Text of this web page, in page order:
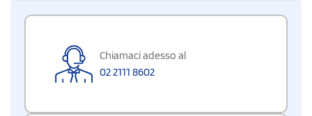
Chiamaci adesso al
02 2111 8602